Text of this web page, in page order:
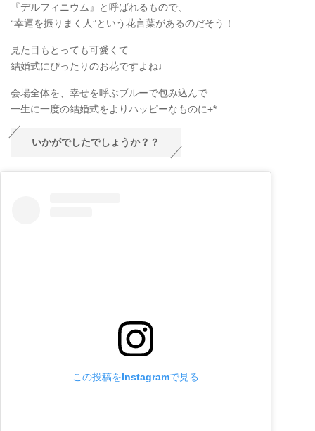
『デルフィニウム』と呼ばれるもので、
“幸運を振りまく人”という花言葉があるのだそう！
見た目もとっても可愛くて
結婚式にぴったりのお花ですよね♩
会場全体を、幸せを呼ぶブルーで包み込んで
一生に一度の結婚式をよりハッピーなものに+*
いかがでしたでしょうか？？
この投稿をInstagramで見る